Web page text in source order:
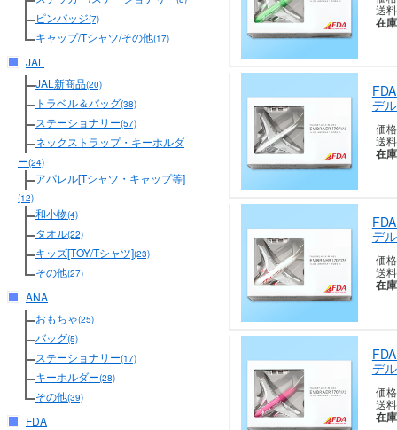
ピンバッジ(7)
キャップ/Tシャツ/その他(17)
JAL
JAL新商品(20)
トラベル＆バッグ(38)
ステーショナリー(57)
ネックストラップ・キーホルダ
ー(24)
アパレル[Tシャツ・キャップ等]
(12)
和小物(4)
タオル(22)
キッズ[TOY/Tシャツ](23)
その他(27)
ANA
おもちゃ(25)
バッグ(5)
ステーショナリー(17)
キーホルダー(28)
その他(39)
FDA
送
在
デ
価
送
在
デ
価
送
在
デ
価
送
在